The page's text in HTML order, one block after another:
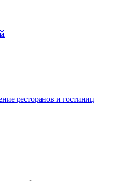
ресторанов и гостиниц